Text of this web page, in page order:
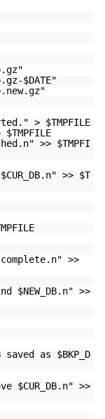
$DATE"
> $TMPFILE
>> $TMPFI
>> $T
>>
$NEW_DB.n" >>
saved as $BKP_D
$CUR_DB.n" >>